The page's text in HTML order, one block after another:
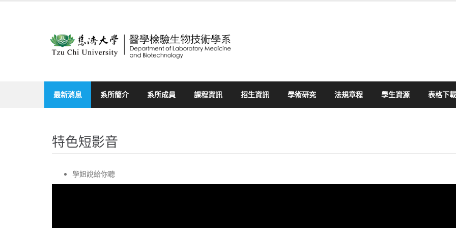
最新消息 系所簡介 系所成員 課程資訊 招生資訊 學術研究 法規章程 學生資源 表格下載
特色短影音
學姐說給你聽